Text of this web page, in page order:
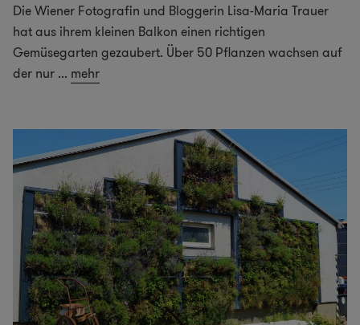
Die Wiener Fotografin und Bloggerin Lisa-Maria Trauer
hat aus ihrem kleinen Balkon einen richtigen
Gemüsegarten gezaubert. Über 50 Pflanzen wachsen auf
der nur ... mehr